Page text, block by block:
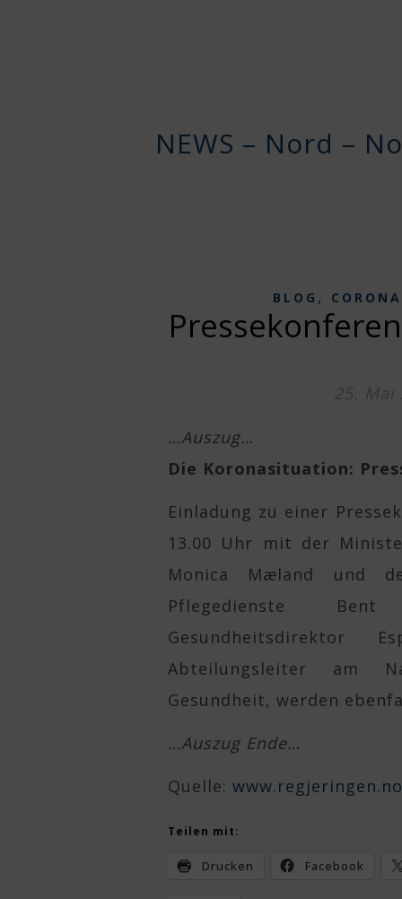
NEWS – Nord –
BLOG , CORONA
25. Mai
…Auszug…
Die Koronasituation:
Einladung zu einer
13.00 Uhr mit der
Monica Mæland und
Pflegedienste
Abteilungsleiter am
Gesundheit, werden
…Auszug Ende…
Quelle: www.regjeringen.no
Teilen mit:
Drucken Facebook